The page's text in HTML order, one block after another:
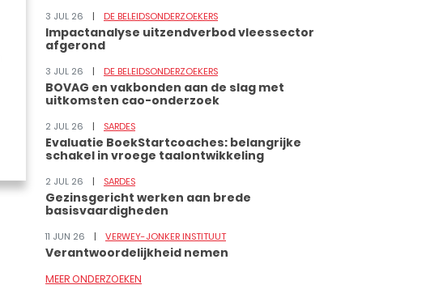
3 JUL 26 DE BELEIDSONDERZOEKERS
Impactanalyse uitzendverbod vleessector
afgerond
3 JUL 26 DE BELEIDSONDERZOEKERS
BOVAG en vakbonden aan de slag met
uitkomsten cao-onderzoek
2 JUL 26 SARDES
Evaluatie BoekStartcoaches: belangrijke
schakel in vroege taalontwikkeling
2 JUL 26 SARDES
Gezinsgericht werken aan brede
basisvaardigheden
11 JUN 26 VERWEY-JONKER INSTITUUT
Verantwoordelijkheid nemen
MEER ONDERZOEKEN